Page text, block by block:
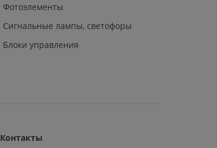
Фотоэлементы
Сигнальные лампы, светофоры
Блоки управления
Контакты